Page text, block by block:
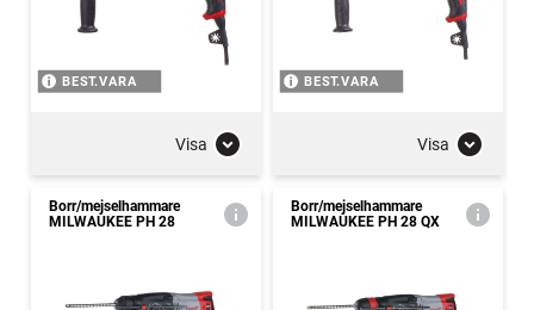
BEST.VARA
Visa
BEST.VARA
Visa
Borr/mejselhammare
MILWAUKEE PH 28
Borr/mejselhammare
MILWAUKEE PH 28 QX